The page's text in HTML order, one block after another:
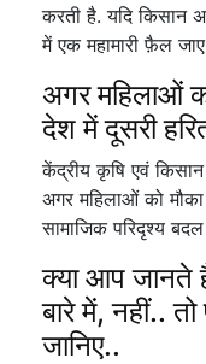
करती है. यदि किसान
में एक महामारी फ़ैल
अगर महिलाओं
देश में दूसरी
केंद्रीय कृषि एवं
अगर महिलाओं को
सामाजिक परिदृश्य
क्या आप जानते
बारे में, नहीं..
जानिए..